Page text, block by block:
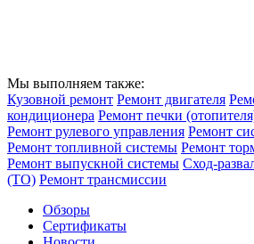
Мы выполняем также:
Кузовной ремонт Ремонт двигателя
кондиционера Ремонт печки
Ремонт рулевого управления Ремонт
Ремонт топливной системы Ремонт
Ремонт выпускной системы Сход-
(ТО) Ремонт трансмиссии
Обзоры
Сертификаты